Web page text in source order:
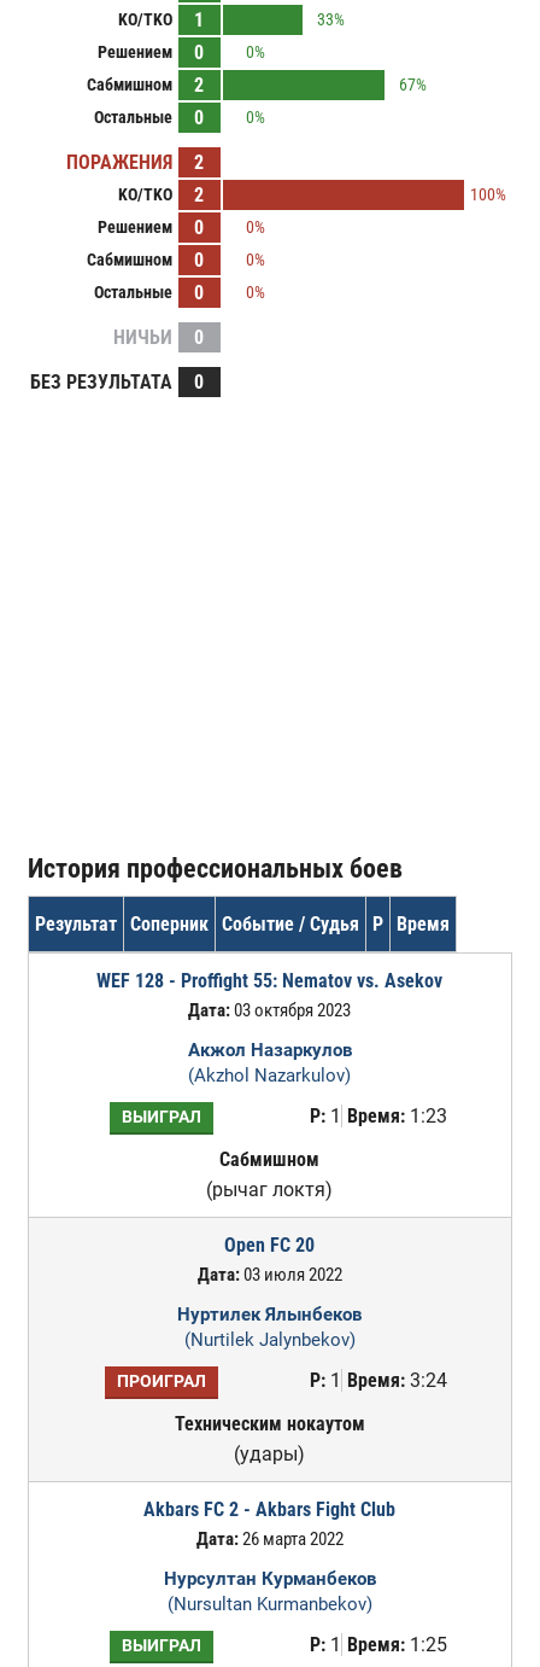
KO/TKO 1
33%
Решением
0
0%
Сабмишном
2
67%
Остальные
0 0%
ПОРАЖЕНИЯ 2
KO/TKO 2
100%
Решением
0
0%
Сабмишном
0
0%
Остальные
0 0%
НИЧЬИ
0
БЕЗ РЕЗУЛЬТАТА
0
История профессиональных боев
Результат Соперник Событие / Судья Р Время
WEF 128 - Proffight 55: Nematov vs. Asekov
Дата:03 октября 2023
Акжол Назаркулов
(Akzhol Nazarkulov)
ВЫИГРАЛ Р:1 Время:1:23
Сабмишном
(рычаг локтя)
Open FC 20
Дата:03 июля 2022
Нуртилек Ялынбеков
(Nurtilek Jalynbekov)
ПРОИГРАЛ Р:1 Время:3:24
Техническим нокаутом
(удары)
Akbars FC 2 - Akbars Fight Club
Дата:26 марта 2022
Нурсултан Курманбеков
(Nursultan Kurmanbekov)
ВЫИГРАЛ Р:1 Время:1:25